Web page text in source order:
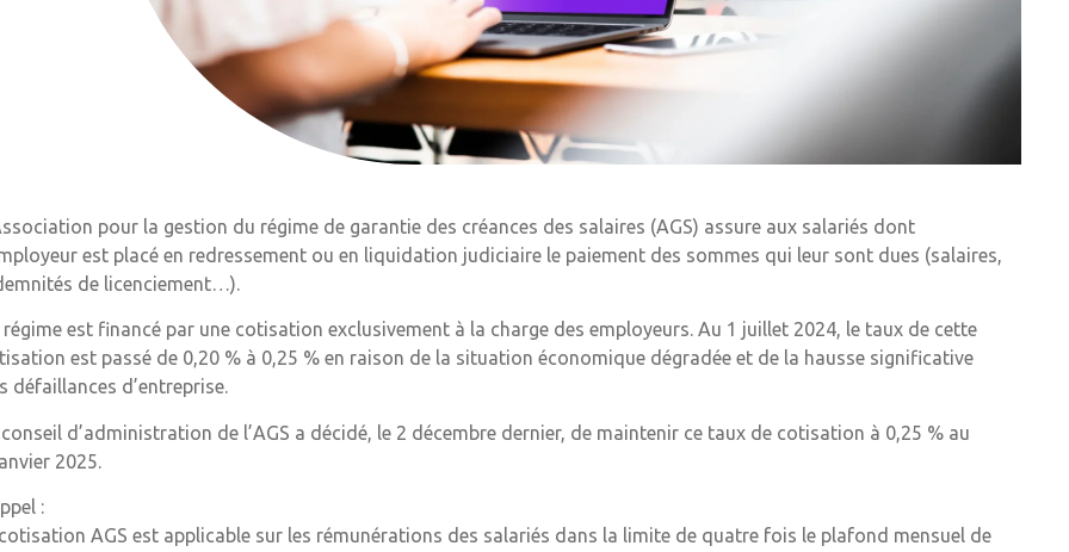
pour la gestion du régime de garantie des créances des salaires (AGS) assure aux salariés dont
est placé en redressement ou en liquidation judiciaire le paiement des sommes qui leur sont dues (salaires,
de licenciement…).
régime est financé par une cotisation exclusivement à la charge des employeurs. Au 1 juillet 2024, le taux de cette
est passé de 0,20 % à 0,25 % en raison de la situation économique dégradée et de la hausse significative
défaillances d’entreprise.
conseil d’administration de l’AGS a décidé, le 2 décembre dernier, de maintenir ce taux de cotisation à 0,25 % au
2025.
:
AGS est applicable sur les rémunérations des salariés dans la limite de quatre fois le plafond mensuel de